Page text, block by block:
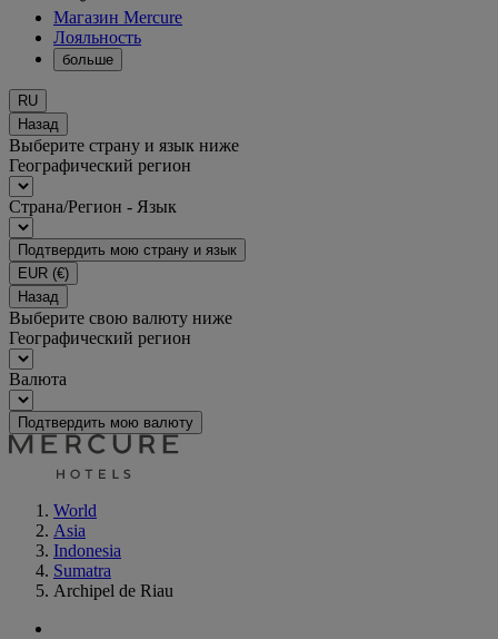
Магазин Mercure
Лояльность
больше
RU
Назад
Выберите страну и язык ниже
Географический регион
Страна/Регион - Язык
Подтвердить мою страну и язык
EUR (€)
Назад
Выберите свою валюту ниже
Географический регион
Валюта
Подтвердить мою валюту
World
Asia
Indonesia
Sumatra
Archipel de Riau